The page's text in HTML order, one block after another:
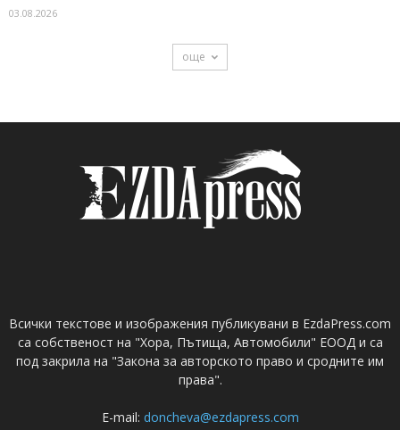
03.08.2026
още
Всички текстове и изображения публикувани в EzdaPress.com
са собственост на "Хора, Пътища, Автомобили" ЕООД и са
под закрила на "Закона за авторското право и сродните им
права".
E-mail: doncheva@ezdapress.com